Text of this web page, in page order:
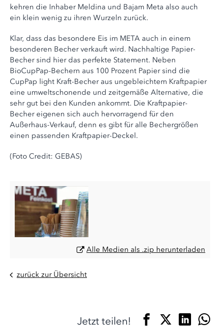
kehren die Inhaber Meldina und Bajam Meta also auch
ein klein wenig zu ihren Wurzeln zurück.
Klar, dass das besondere Eis im META auch in einem
besonderen Becher verkauft wird. Nachhaltige Papier-
Becher sind hier das perfekte Statement. Neben
BioCupPap-Bechern aus 100 Prozent Papier sind die
CupPap light Kraft-Becher aus ungebleichtem Kraftpapier
eine umweltschonende und zeitgemäße Alternative, die
sehr gut bei den Kunden ankommt. Die Kraftpapier-
Becher eigenen sich auch hervorragend für den
Außerhaus-Verkauf, denn es gibt für alle Bechergrößen
einen passenden Kraftpapier-Deckel.
(Foto Credit: GEBAS)
Alle Medien als .zip herunterladen
zurück zur Übersicht
Jetzt teilen!